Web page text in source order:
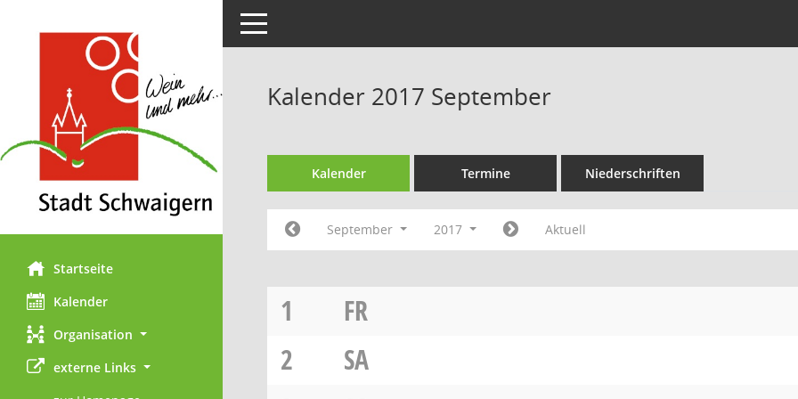
Startseite
Kalender
Organisation
externe Links
Toggle navigation
Kalender 2017 September
Kalender Termine Niederschriften
September 2017 Aktuell
1
FR
2
SA